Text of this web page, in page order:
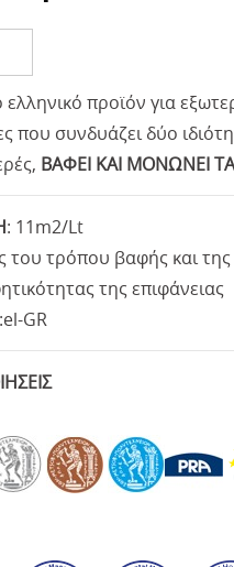
προϊόν για
που συνδυάζει δύο
ΒΑΦΕΙ ΚΑΙ ΜΟΝΩΝΕΙ
: 11m2/Lt
του τρόπου βαφής και της
της επιφάνειας
GR